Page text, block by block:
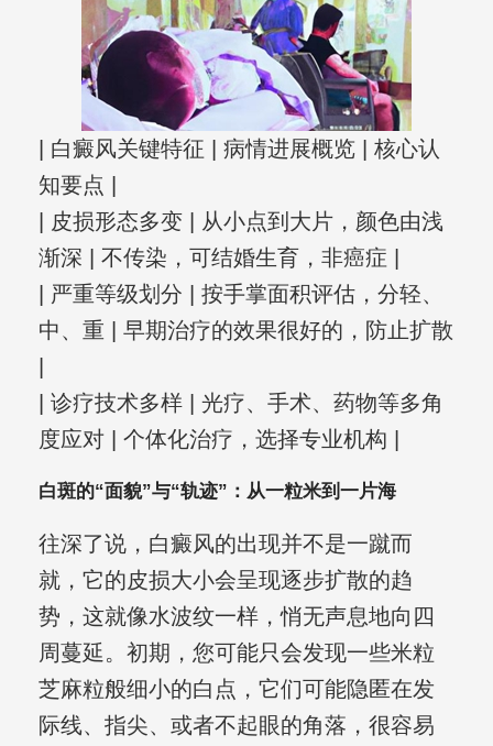
| 白癜风关键特征 | 病情进展概览 | 核心认
知要点 |
| 皮损形态多变 | 从小点到大片，颜色由浅
渐深 | 不传染，可结婚生育，非癌症 |
| 严重等级划分 | 按手掌面积评估，分轻、
中、重 | 早期治疗的效果很好的，防止扩散
| 诊疗技术多样 | 光疗、手术、药物等多角
度应对 | 个体化治疗，选择专业机构 |
白斑的“面貌”与“轨迹”：从一粒米到一片海
往深了说，白癜风的出现并不是一蹴而
就，它的皮损大小会呈现逐步扩散的趋
势，这就像水波纹一样，悄无声息地向四
周蔓延。初期，您可能只会发现一些米粒
芝麻粒般细小的白点，它们可能隐匿在发
际线、指尖、或者不起眼的角落，很容易